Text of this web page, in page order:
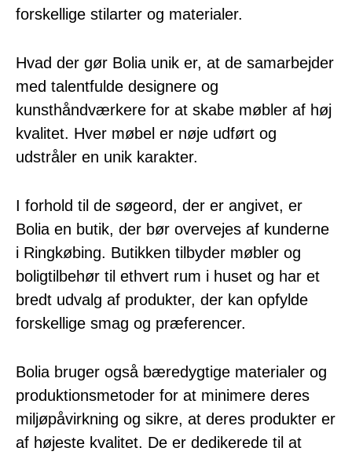
forskellige stilarter og materialer.
Hvad der gør Bolia unik er, at de samarbejder
med talentfulde designere og
kunsthåndværkere for at skabe møbler af høj
kvalitet. Hver møbel er nøje udført og
udstråler en unik karakter.
I forhold til de søgeord, der er angivet, er
Bolia en butik, der bør overvejes af kunderne
i Ringkøbing. Butikken tilbyder møbler og
boligtilbehør til ethvert rum i huset og har et
bredt udvalg af produkter, der kan opfylde
forskellige smag og præferencer.
Bolia bruger også bæredygtige materialer og
produktionsmetoder for at minimere deres
miljøpåvirkning og sikre, at deres produkter er
af højeste kvalitet. De er dedikerede til at